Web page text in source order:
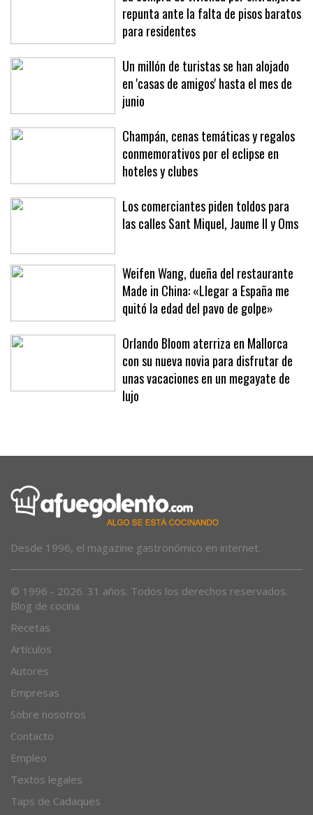
La compra de vivienda por extranjeros
repunta ante la falta de pisos baratos
para residentes
Un millón de turistas se han alojado
en 'casas de amigos' hasta el mes de
junio
Champán, cenas temáticas y regalos
conmemorativos por el eclipse en
hoteles y clubes
Los comerciantes piden toldos para
Weifen Wang, dueña del restaurante
Made in China: «Llegar a España me
quitó la edad del pavo de golpe»
Orlando Bloom aterriza en Mallorca
con su nueva novia para disfrutar de
unas vacaciones en un megayate de
Blog de cocina
Recetas
Artículos
Autores
Empresas
Sobre nosotros
Contacto
Empleo
Textos legales